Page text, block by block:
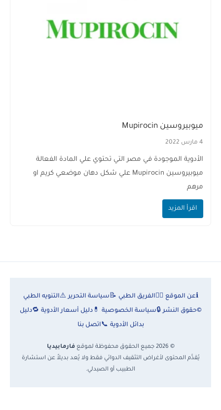
ميوبيروسين Mupirocin
4 مارس 2022
الأدوية الموجودة في مصر التي تحتوي علي المادة الفعالة
ميوبيروسين Mupirocin علي شكل دهان موضعي كريم او
مرهم
اقرأ المزيد
ℹ️عن الموقع 👨‍⚕️الفريق الطبي 📝سياسة التحرير ⚠️التنويه الطبي
©حقوق النشر 🔒سياسة الخصوصية 💊دليل أسعار الأدوية 🔁دليل
بدائل الأدوية 📞اتصل بنا
© 2026 جميع الحقوق محفوظة لموقع
فارمابيديا
يُقدَّم المحتوى لأغراض التثقيف الدوائي فقط ولا يُعد بديلاً عن استشارة
الطبيب أو الصيدلي.